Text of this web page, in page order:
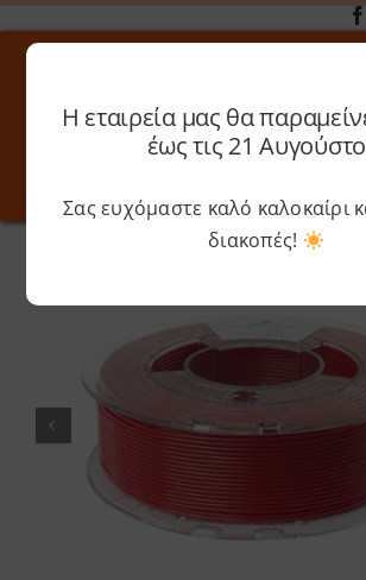
Μετάβαση
στο
Αναζήτηση
Toggle
Online 3D Printing
Outlet
Λογαριασμός
Spectrum – S-Flex 90A
Η εταιρεία μας θα
έως τις 21
Σας ευχόμαστε καλό καλοκαίρι
διακοπές!